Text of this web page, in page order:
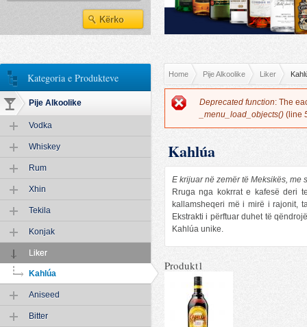
You are here
Home Pije Alkoolike Liker
Error message
Deprecated function: The
_menu_load_objects() (line
Kahlúa
E krijuar në zemër të Meksikës, me
Rruga nga kokrrat e kafesë deri
kallamsheqeri më i mirë i rajonit,
Ekstrakti i përftuar duhet të
Kahlúa unike.
Produkt1
Kategoria e Produkteve
Pije Alkoolike
Vodka
Whiskey
Rum
Xhin
Tekila
Konjak
Liker
Kahlúa
Aniseed
Bitter